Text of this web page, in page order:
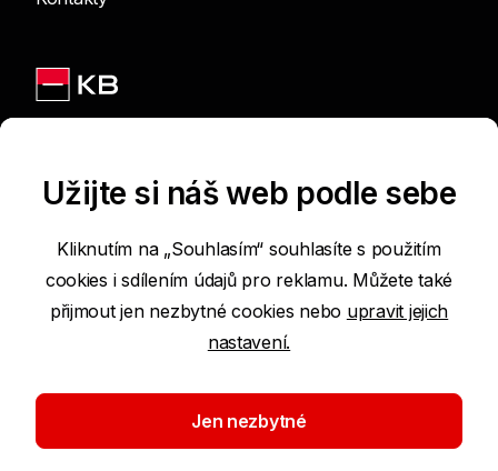
Podmínky používání internetových stránek
Prohlášení o přístupnosti
Ochrana osobních údajů
Užijte si náš web podle sebe
Kliknutím na „Souhlasím“ souhlasíte s použitím
cookies i sdílením údajů pro reklamu. Můžete také
přijmout jen nezbytné cookies nebo upravit jejich
nastavení.
Jen nezbytné